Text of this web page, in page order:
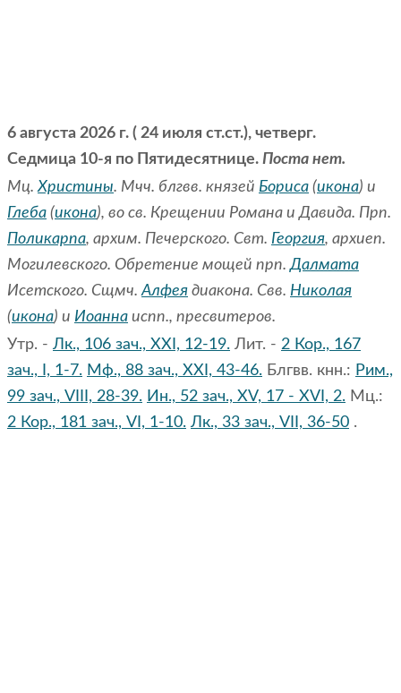
6 августа 2026 г. ( 24 июля ст.ст.), четверг.
Седмица 10-я по Пятидесятнице. Поста нет.
Мц.Христины. Мчч. блгвв. князей Бориса (икона) и
Глеба (икона), во св. Крещении Романа и Давида. Прп.
Поликарпа, архим. Печерского. Свт. Георгия, архиеп.
Могилевского. Обретение мощей прп.Далмата
Исетского. Сщмч.Алфея диакона. Свв. Николая
(икона) и Иоанна испп., пресвитеров.
Утр. - Лк., 106 зач., XXI, 12-19. Лит. - 2 Кор., 167
зач., I, 1-7. Мф., 88 зач., XXI, 43-46. Блгвв. кнн.: Рим.,
99 зач., VIII, 28-39. Ин., 52 зач., XV, 17 - XVI, 2. Мц.:
2 Кор., 181 зач., VI, 1-10. Лк., 33 зач., VII, 36-50 .